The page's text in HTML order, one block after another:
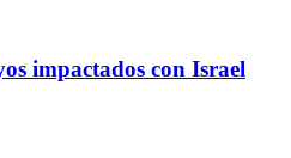
impactados con Israel